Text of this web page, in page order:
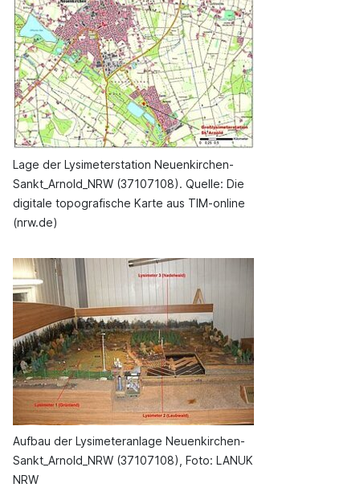
Lage der Lysimeterstation Neuenkirchen-
Sankt_Arnold_NRW (37107108). Quelle: Die
digitale topografische Karte aus TIM-online
(nrw.de)
Aufbau der Lysimeteranlage Neuenkirchen-
Sankt_Arnold_NRW (37107108), Foto: LANUK
NRW